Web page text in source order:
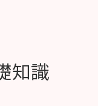
知識